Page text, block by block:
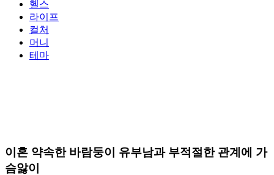
헬스
라이프
컬처
머니
테마
이혼 약속한 바람둥이 유부남과 부적절한 관계에 가
슴앓이